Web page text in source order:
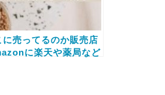
売ってるのか販売店
に楽天や薬局など